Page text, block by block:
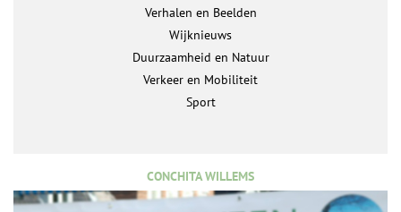
Verhalen en Beelden
Wijknieuws
Duurzaamheid en Natuur
Verkeer en Mobiliteit
Sport
CONCHITA WILLEMS